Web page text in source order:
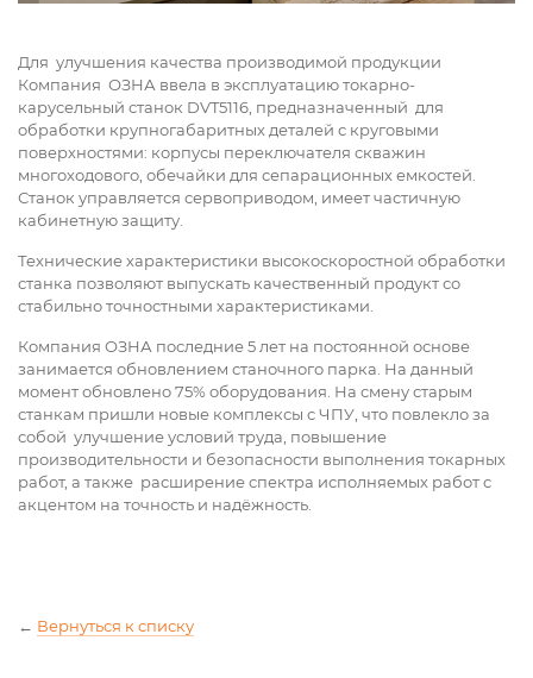
Для улучшения качества производимой продукции
Компания ОЗНА ввела в эксплуатацию токарно-
карусельный станок DVT5116, предназначенный для
обработки крупногабаритных деталей с круговыми
поверхностями: корпусы переключателя скважин
многоходового, обечайки для сепарационных емкостей.
Станок управляется сервоприводом, имеет частичную
кабинетную защиту.
Технические характеристики высокоскоростной обработки
станка позволяют выпускать качественный продукт со
стабильно точностными характеристиками.
Компания ОЗНА последние 5 лет на постоянной основе
занимается обновлением станочного парка. На данный
момент обновлено 75% оборудования. На смену старым
станкам пришли новые комплексы с ЧПУ, что повлекло за
собой улучшение условий труда, повышение
производительности и безопасности выполнения токарных
работ, а также расширение спектра исполняемых работ с
акцентом на точность и надёжность.
← Вернуться к списку